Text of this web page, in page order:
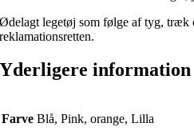
Ødelagt legetøj som følge af tyg, træk
reklamationsretten.
Yderligere information
Farve Blå, Pink, orange, Lilla